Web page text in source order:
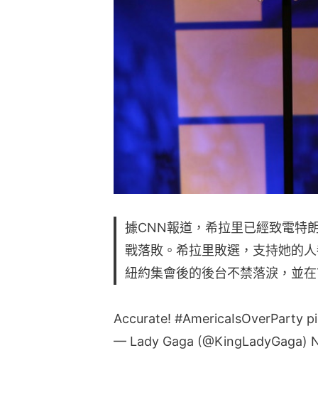
據CNN報道，希拉里已經致電特
戰落敗。希拉里敗選，支持她的
紐約集會後的後台不禁落淚，並
Accurate! #AmericaIsOverParty
— Lady Gaga (@KingLadyGaga)